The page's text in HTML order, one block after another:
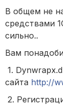
В общем не
средствами
сильно..
Вам
1.
сайта http://
2.